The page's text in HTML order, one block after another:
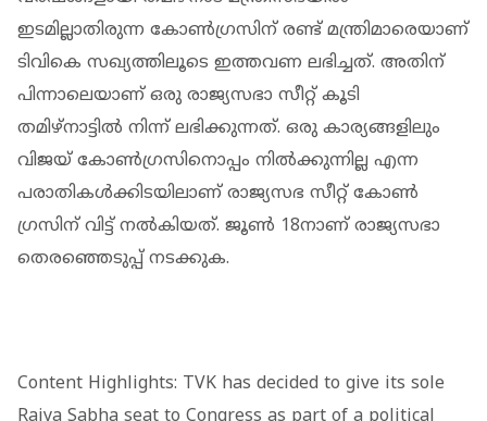
ഇടമില്ലാതിരുന്ന കോൺഗ്രസിന് രണ്ട് മന്ത്രിമാരെയാണ്
ടിവികെ സഖ്യത്തിലൂടെ ഇത്തവണ ലഭിച്ചത്. അതിന്
പിന്നാലെയാണ് ഒരു രാജ്യസഭാ സീറ്റ് കൂടി
തമിഴ്‌നാട്ടിൽ നിന്ന് ലഭിക്കുന്നത്. ഒരു കാര്യങ്ങളിലും
വിജയ് കോൺഗ്രസിനൊപ്പം നിൽക്കുന്നില്ല എന്ന
പരാതികൾക്കിടയിലാണ് രാജ്യസഭ സീറ്റ് കോൺ​
ഗ്രസിന് വിട്ട് നൽകിയത്. ജൂൺ 18നാണ് രാജ്യസഭാ
തെരഞ്ഞെടുപ്പ് നടക്കുക.
Content Highlights: TVK has decided to give its sole
Rajya Sabha seat to Congress as part of a political